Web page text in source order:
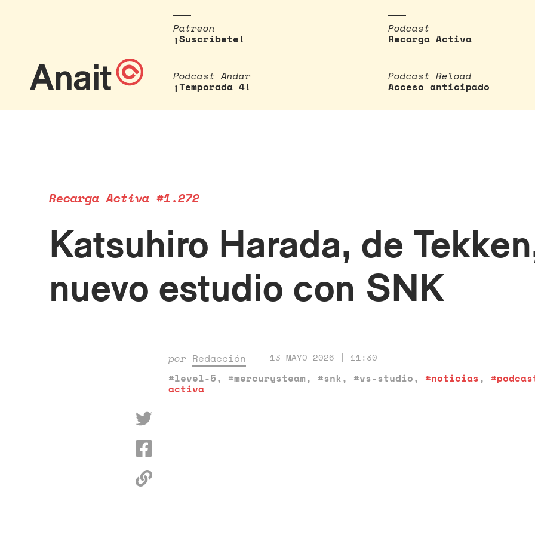
Patreon
¡Suscríbete!
Podcast
Recarga Activa
Podcast Andar
¡Temporada 4!
Podcast Reload
Acceso anticipado
Recarga Activa #1.272
Katsuhiro Harada, de
nuevo estudio con SNK
por Redacción 13 MAYO 2026 | 11:30
#level-5, #mercurysteam, #snk, #vs-studio, #noticias,
activa